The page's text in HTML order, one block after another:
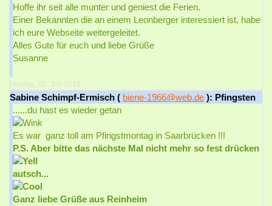
Hoffe ihr seit alle munter und geniest die Ferien.
Einer Bekannten die an einem Leonberger interessiert ist, habe
ich eure Webseite weitergeleitet.
Alles Gute für euch und liebe Grüße
Susanne
Montag, 02. Juli 2012
Sabine Schimpf-Ermisch ( biene-1966@web.de ): Pfingsten
......du hast es wieder getan
Es war ganz toll am Pfingstmontag in Saarbrücken !!!
P.S. Aber bitte das nächste Mal nicht mehr so fest drücken
autsch...
Ganz liebe Grüße aus Reinheim